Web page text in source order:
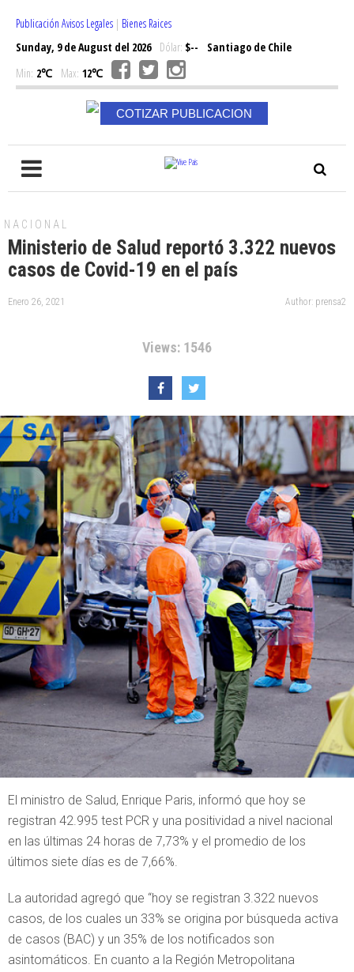
Publicación Avisos Legales | Bienes Raices
Sunday, 9 de August del 2026Dólar: $--
Santiago de Chile
Min: 2℃ Max: 12℃
COTIZAR PUBLICACION
NACIONAL
Ministerio de Salud reportó 3.322 nuevos
casos de Covid-19 en el país
Enero 26, 2021 Author: prensa2
Views: 1546
El ministro de Salud, Enrique Paris, informó que hoy se
registran 42.995 test PCR y una positividad a nivel nacional
en las últimas 24 horas de 7,73% y el promedio de los
últimos siete días es de 7,66%.
La autoridad agregó que “hoy se registran 3.322 nuevos
casos, de los cuales un 33% se origina por búsqueda activa
de casos (BAC) y un 35% de los notificados son
asintomáticos. En cuanto a la Región Metropolitana